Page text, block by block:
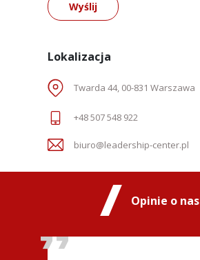
Lokalizacja
Twarda 44, 00-831 Warszawa
+48 507 548 922
biuro@leadership-center.pl
Opinie o nas